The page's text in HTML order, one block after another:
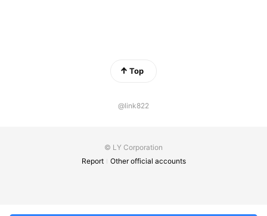
Top
@link822
© LY Corporation
Report
Other official accounts